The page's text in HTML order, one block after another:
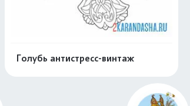
Голубь антистресс-винтаж